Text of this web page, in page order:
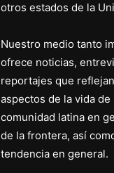
otros estados de la
Nuestro medio tanto
ofrece noticias,
reportajes que
aspectos de la vida
comunidad latina en
de la frontera, así
tendencia en general.